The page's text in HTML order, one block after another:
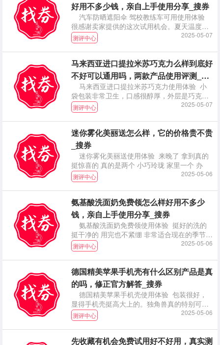
好用不多少钱，亲自上手使用分享_搜券
汽车防晒遮阳伞 驾校教练车可用使用体验
很感谢卖家提供的这次试用机会。夏天温度太
高，有了这
测评中心 2025-05-07
马来西亚进口提拉米苏巧克力么样到底好
不好可以通用吗，两款产品使用评测_搜
马来西亚进口提拉米苏巧克力使用体验 小
袋包装非常卫生，口感很醇厚，外层是巧克力
里面是坚果，
测评中心 2025-05-07
迷你雾化美丽送怎么样，它的价格贵不贵
_搜券
迷你雾化美丽送使用体验 来晚了 拿到真的
挺惊喜的 真的是两个 小巧玲珑 家里一个 办
测评中心 2025-05-06
氨基酸洗面奶免费领怎么样好用不多少
钱，亲自上手使用分享_搜券
氨基酸洗面奶免费领使用体验 挺好的洗的
挺干净的 用完也不紧绷 非常适合现在的季节
推荐大家
测评中心 2025-05-06
德国精美苹果手机壳有什么区别产品是真
的吗，修正官方解答_搜券
德国精美苹果手机壳使用体验 包装很好，
显得手机壳挺高大上的。独角兽真的特别可
爱，女生应该都
测评中心 2025-05-06
先收藏有机会免费试用好不好用，真实测